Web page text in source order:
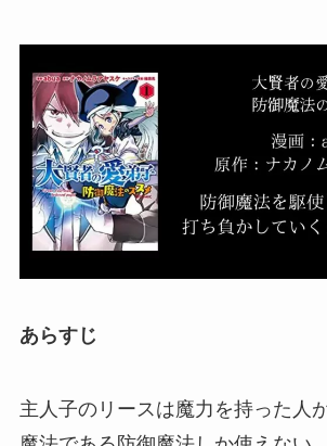
あらすじ
主人子のリースは魔力を持った人